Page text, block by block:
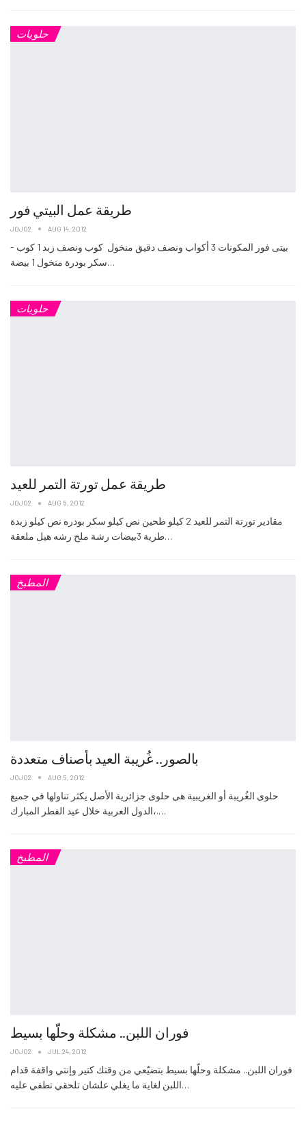
حلويات
طريقة عمل البيتي فور
JOJO2 AUG 14, 2012
- بيتى فور المكونات 3‏ أكواب ونصف دقيق منخول‏ ‏ كوب ونصف زبد‏ 1‏ كوب
سكر بودرة منخول‏ 1‏ بيضة‏…
حلويات
طريقة عمل تورتة التمر للعيد
JOJO2 AUG 5, 2012
مقادير تورتة التمر للعيد 2 كيلو طحين نص كيلو سكر بودره نص كيلو زبدة
طرية 3بيضات رشة ملح رشه هيل ملعقة…
المطبخ
بالصور.. غُريبة العيد بأصناف متعددة
JOJO2 AUG 5, 2012
حلوى الغُريبة أو الغريبية هى حلوى جزائرية الأصل يكثر تناولها في جميع
الدول العربية خلال عيد الفطر المبارك،.…
المطبخ
فوران اللبن.. مشكلة وحلّها بسيط
JOJO2 JUL 24, 2012
فوران اللبن.. مشكلة وحلّها بسيط بتضيّعي من وقتك كتير وإنتي واقفة قدام
اللبن لغاية ما يغلي علشان تلحقي تطفي عليه…